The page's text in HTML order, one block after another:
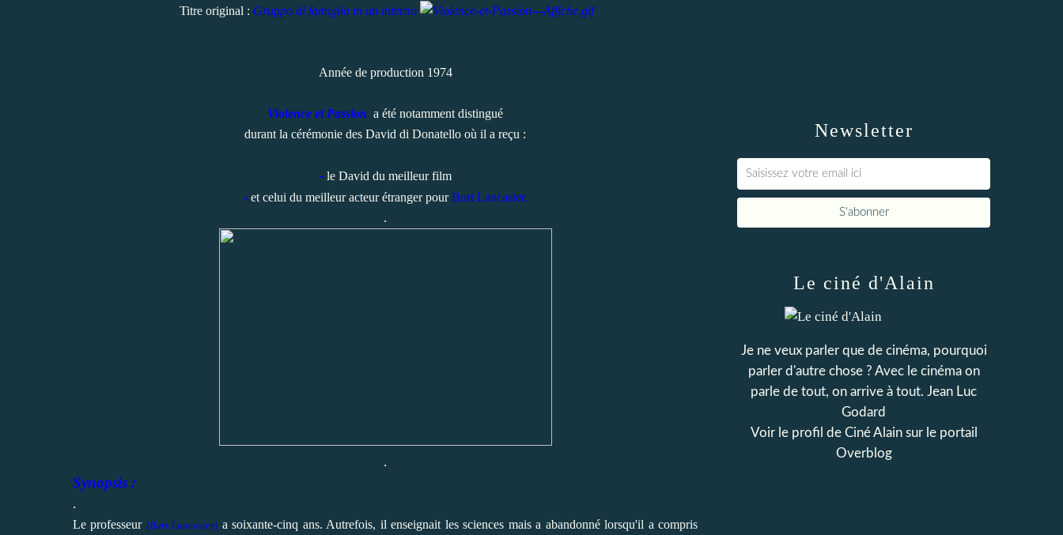
Titre original : Gruppo di famiglia in un interno
Année de production 1974
Violence et Passion a été notamment distingué
durant la cérémonie des David di Donatello où il a reçu :
- le David du meilleur film
- et celui du meilleur acteur étranger pourBurt Lancaster.
.
.
Synopsis :
.
Le professeur (Burt Lancaster) a soixante-cinq ans. Autrefois, il enseignait les sciences mais a abandonné lorsqu'il a compris
Newsletter
Le ciné d'Alain
Je ne veux parler que de cinéma, pourquoi
parler d'autre chose ? Avec le cinéma on
parle de tout, on arrive à tout. Jean Luc
Godard
Voir le profil de Ciné Alainsur le portail
Overblog